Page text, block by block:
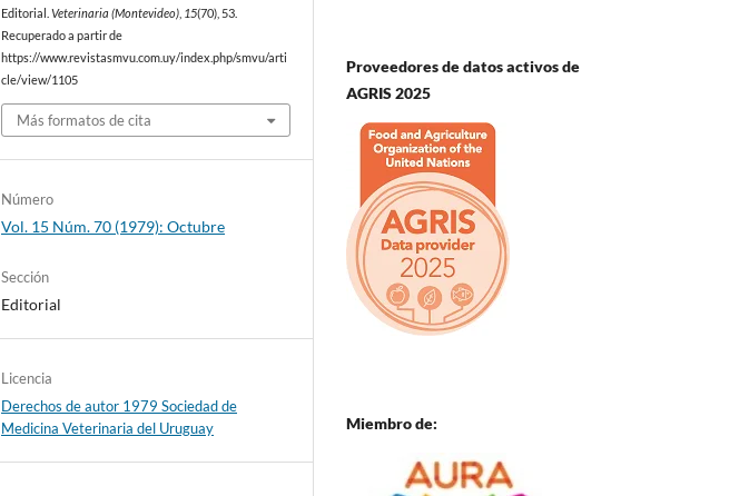
Editorial.Veterinaria (Montevideo) 15(70), 53.
Recuperado a partir de
https://www.revistasmvu.com.uy/index.php/smvu/arti
cle/view/1105
Más formatos de cita
Número
Vol. 15 Núm. 70 (1979): Octubre
Sección
Editorial
Licencia
Derechos de autor 1979 Sociedad de
Medicina Veterinaria del Uruguay
Proveedores de datos activos de
AGRIS 2025
Miembro de: